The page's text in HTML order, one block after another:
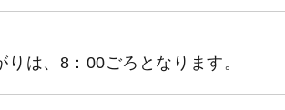
は、8：00ごろとなります。